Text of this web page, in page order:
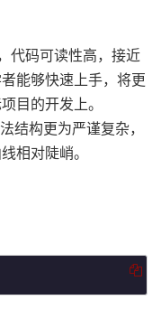
代码可读性高，接近
能够快速上手，将更
目的开发上。
结构更为严谨复杂，
相对陡峭。